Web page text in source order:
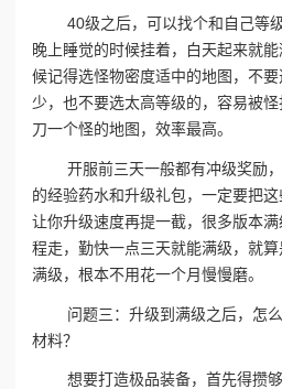
40级之后，可以找个和自己等
晚上睡觉的时候挂着，白天起来就
候记得选怪物密度适中的地图，不
少，也不要选太高等级的，容易被
刀一个怪的地图，效率最高。
开服前三天一般都有冲级奖励
的经验药水和升级礼包，一定要把
让你升级速度再提一截，很多版本
程走，勤快一点三天就能满级，就
满级，根本不用花一个月慢慢磨。
问题三：升级到满级之后，怎
材料？
想要打造极品装备，首先得攒